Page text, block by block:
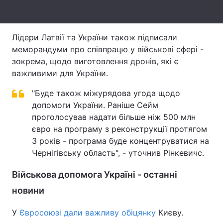
Лідери Латвії та України також підписали
меморандуми про співпрацю у військові сфері -
зокрема, щодо виготовлення дронів, які є
важливими для України.
"Буде також міжурядова угода щодо
допомоги України. Раніше Сейм
проголосував надати більше ніж 500 млн
євро на програму з реконструкції протягом
3 років - програма буде концентруватися на
Чернігівську область", - уточнив Рінкевичс.
Військова допомога Україні - останні
новини
У Євросоюзі дали важливу обіцянку Києву.